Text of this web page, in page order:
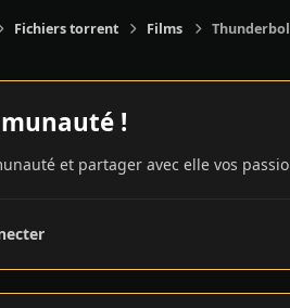
Fichiers torrent Films
!
et partager avec elle vos